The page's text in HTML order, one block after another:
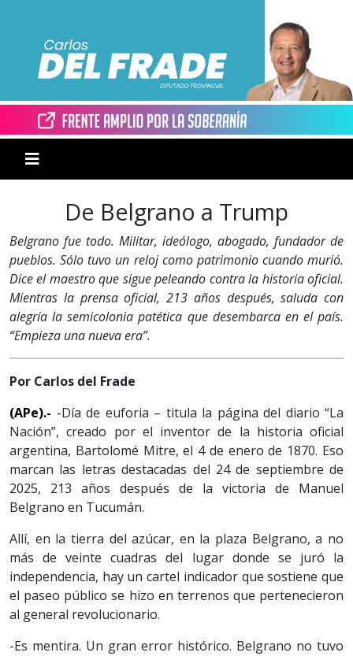
De Belgrano a Trump
Belgrano fue todo. Militar, ideólogo, abogado, fundador de
pueblos. Sólo tuvo un reloj como patrimonio cuando murió.
Dice el maestro que sigue peleando contra la historia oficial.
Mientras la prensa oficial, 213 años después, saluda con
alegría la semicolonia patética que desembarca en el país.
“Empieza una nueva era”.
Por Carlos del Frade
(APe).- -Día de euforia – titula la página del diario “La
Nación”, creado por el inventor de la historia oficial
argentina, Bartolomé Mitre, el 4 de enero de 1870. Eso
marcan las letras destacadas del 24 de septiembre de
2025, 213 años después de la victoria de Manuel
Belgrano en Tucumán.
Allí, en la tierra del azúcar, en la plaza Belgrano, a no
más de veinte cuadras del lugar donde se juró la
independencia, hay un cartel indicador que sostiene que
el paseo público se hizo en terrenos que pertenecieron
al general revolucionario.
-Es mentira. Un gran error histórico. Belgrano no tuvo